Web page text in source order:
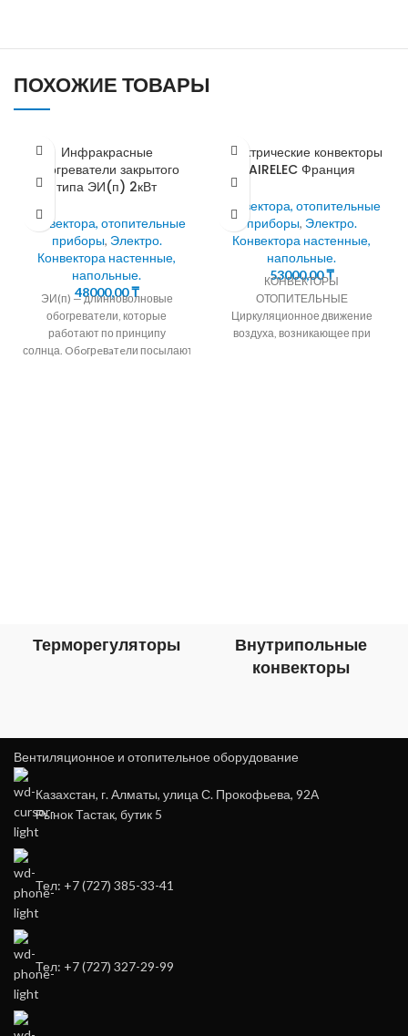
ПОХОЖИЕ ТОВАРЫ
Инфракрасные
обогреватели закрытого
типа ЭИ(п) 2кВт
Конвектора, отопительные
приборы, Электро.
Конвектора настенные,
напольные.
48000,00₸
ЭИ(п) — длинноволновые
обогреватели, которые
работают по принципу
солнца. Oбoгрeвaтeли посылают
Электрические конвекторы
AIRELEC Франция
Конвектора, отопительные
приборы, Электро.
Конвектора настенные,
напольные.
53000,00₸
КОНВЕКТОРЫ
ОТОПИТЕЛЬНЫЕ
Циркуляционное движение
воздуха, возникающее при
Терморегуляторы
Внутрипольные
конвекторы
Вентиляционное и отопительное оборудование
Казахстан, г. Алматы, улица С. Прокофьева, 92А
Рынок Тастак, бутик 5
Тел: +7 (727) 385-33-41
Тел: +7 (727) 327-29-99